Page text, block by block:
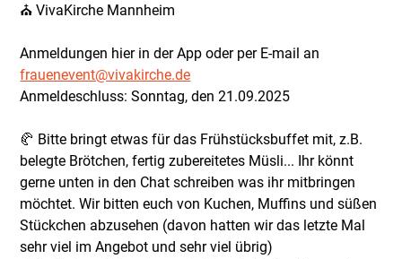
⛪ VivaKirche Mannheim
Anmeldungen hier in der App oder per E-mail an
frauenevent@vivakirche.de
Anmeldeschluss: Sonntag, den 21.09.2025
🥐 Bitte bringt etwas für das Frühstücksbuffet mit, z.B.
belegte Brötchen, fertig zubereitetes Müsli... Ihr könnt
gerne unten in den Chat schreiben was ihr mitbringen
möchtet. Wir bitten euch von Kuchen, Muffins und süßen
Stückchen abzusehen (davon hatten wir das letzte Mal
sehr viel im Angebot und sehr viel übrig)